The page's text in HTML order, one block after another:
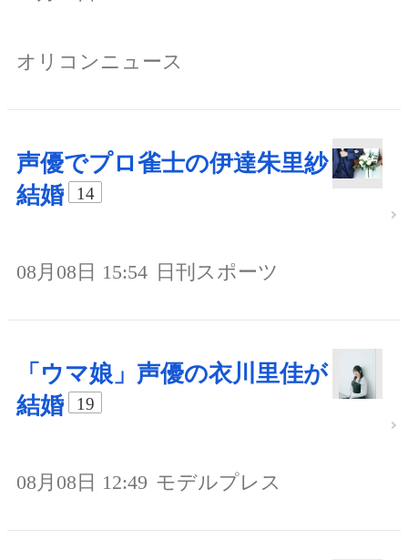
オリコンニュース
声優でプロ雀士の伊達朱里紗
結婚
14
08月08日 15:54 日刊スポーツ
「ウマ娘」声優の衣川里佳が
結婚
19
08月08日 12:49 モデルプレス